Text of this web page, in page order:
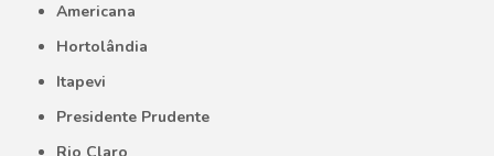
Americana
Hortolândia
Itapevi
Presidente Prudente